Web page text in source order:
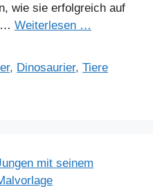
wie sie erfolgreich auf
… Weiterlesen …
, Dinosaurier,Tiere